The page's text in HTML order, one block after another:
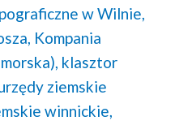
w Wilnie,
Kompania
klasztor
ziemskie
winnickie,